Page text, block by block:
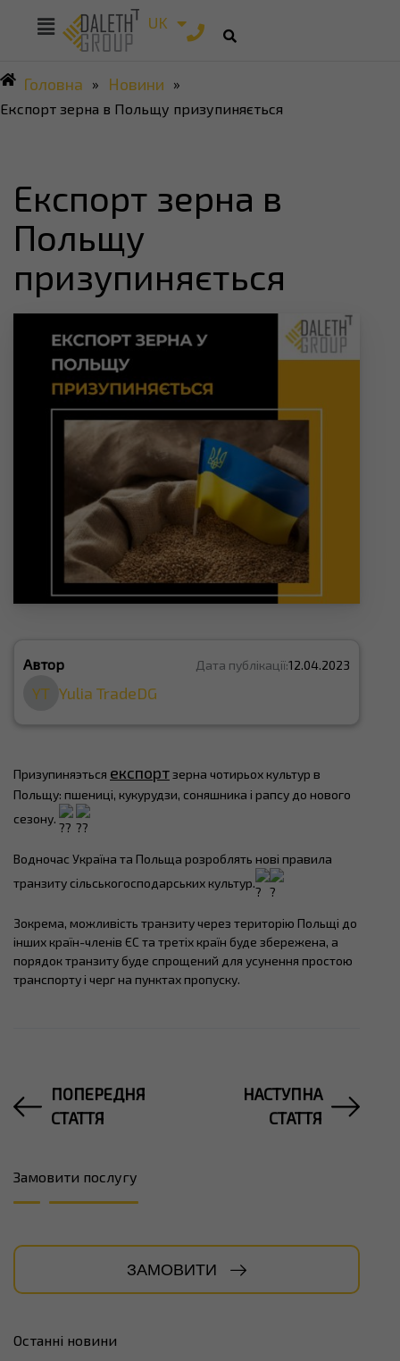
UK
EN
Головна » Новини
»
Експорт зерна в Польщу призупиняється
Експорт зерна в
Польщу
призупиняється
Автор Дата публікації:12.04.2023
YT Yulia TradeDG
Призупиняэться експортзерна чотирьох культур в
Польщу: пшениці, кукурудзи, соняшника і рапсу до нового
сезону.
Водночас Україна та Польща розроблять нові правила
транзиту сільськогосподарських культур.
Зокрема, можливість транзиту через територію Польщі до
інших країн-членів ЄС та третіх країн буде збережена, а
порядок транзиту буде спрощений для усунення простою
транспорту і черг на пунктах пропуску.
ПОПЕРЕДНЯ
СТАТТЯ
НАСТУПНА
СТАТТЯ
Замовити послугу
ЗАМОВИТИ
Останні новини